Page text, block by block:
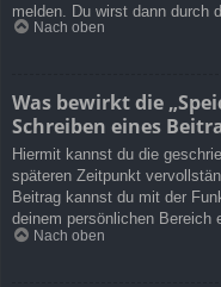
melden. Du wirst dann durch
Nach oben
Was bewirkt die
Schreiben eines
Hiermit kannst du die
späteren Zeitpunkt
Beitrag kannst du mit der
deinem persönlichen Bereich
Nach oben